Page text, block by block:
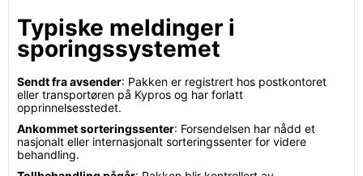
Typiske meldinger i
sporingssystemet
Sendt fra avsender: Pakken er registrert hos postkontoret
eller transportøren på Kypros og har forlatt
opprinnelsesstedet.
Ankommet sorteringssenter: Forsendelsen har nådd et
nasjonalt eller internasjonalt sorteringssenter for videre
behandling.